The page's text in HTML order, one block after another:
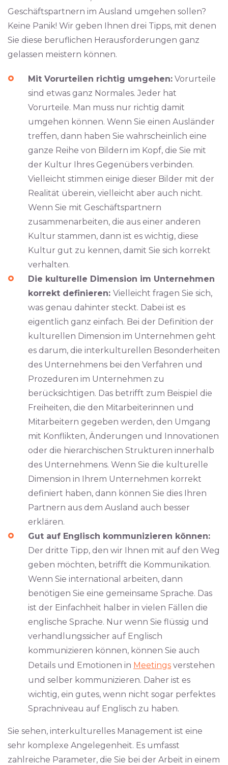
Geschäftspartnern im Ausland umgehen sollen?
Keine Panik! Wir geben Ihnen drei Tipps, mit denen
Sie diese beruflichen Herausforderungen ganz
gelassen meistern können.
Mit Vorurteilen richtig umgehen: Vorurteile
sind etwas ganz Normales. Jeder hat
Vorurteile. Man muss nur richtig damit
umgehen können. Wenn Sie einen Ausländer
treffen, dann haben Sie wahrscheinlich eine
ganze Reihe von Bildern im Kopf, die Sie mit
der Kultur Ihres Gegenübers verbinden.
Vielleicht stimmen einige dieser Bilder mit der
Realität überein, vielleicht aber auch nicht.
Wenn Sie mit Geschäftspartnern
zusammenarbeiten, die aus einer anderen
Kultur stammen, dann ist es wichtig, diese
Kultur gut zu kennen, damit Sie sich korrekt
verhalten.
Die kulturelle Dimension im Unternehmen
korrekt definieren: Vielleicht fragen Sie sich,
was genau dahinter steckt. Dabei ist es
eigentlich ganz einfach. Bei der Definition der
kulturellen Dimension im Unternehmen geht
es darum, die interkulturellen Besonderheiten
des Unternehmens bei den Verfahren und
Prozeduren im Unternehmen zu
berücksichtigen. Das betrifft zum Beispiel die
Freiheiten, die den Mitarbeiterinnen und
Mitarbeitern gegeben werden, den Umgang
mit Konflikten, Änderungen und Innovationen
oder die hierarchischen Strukturen innerhalb
des Unternehmens. Wenn Sie die kulturelle
Dimension in Ihrem Unternehmen korrekt
definiert haben, dann können Sie dies Ihren
Partnern aus dem Ausland auch besser
erklären.
Gut auf Englisch kommunizieren können:
Der dritte Tipp, den wir Ihnen mit auf den Weg
geben möchten, betrifft die Kommunikation.
Wenn Sie international arbeiten, dann
benötigen Sie eine gemeinsame Sprache. Das
ist der Einfachheit halber in vielen Fällen die
englische Sprache. Nur wenn Sie flüssig und
verhandlungssicher auf Englisch
kommunizieren können, können Sie auch
Details und Emotionen in Meetings verstehen
und selber kommunizieren. Daher ist es
wichtig, ein gutes, wenn nicht sogar perfektes
Sprachniveau auf Englisch zu haben.
Sie sehen, interkulturelles Management ist eine
sehr komplexe Angelegenheit. Es umfasst
zahlreiche Parameter, die Sie bei der Arbeit in einem